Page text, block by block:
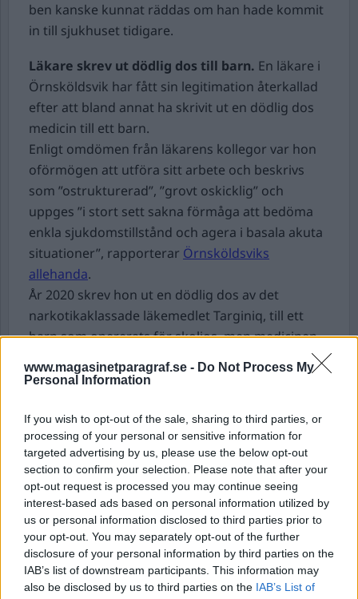
www.magasinetparagraf.se - Do Not Process My
Personal Information
If you wish to opt-out of the sale, sharing to third parties, or
processing of your personal or sensitive information for
targeted advertising by us, please use the below opt-out
section to confirm your selection. Please note that after your
opt-out request is processed you may continue seeing
interest-based ads based on personal information utilized by
us or personal information disclosed to third parties prior to
your opt-out. You may separately opt-out of the further
disclosure of your personal information by third parties on the
IAB’s list of downstream participants. This information may
also be disclosed by us to third parties on the IAB’s List of
ben kanske kunnat räddas om han hade kommit
in till sjukhuset tidigare.
Läkare skrev ut dödlig dos till barn. En läkare i
Örnsköldsvik har fått sin legitimation återkallad
efter att bland annat ha skrivit ut en dödlig dos
medicin till ett barn.
Enligt omdömen från läkarens kollegor var hon
oförmögen att utföra sitt arbete och beskrivs
som ”ostrukturerad”, ”grovt oskicklig” och
uppges ”i stort sett sakna förmåga att bedöma
enkla sjukdomstillstånd och agera i basala akuta
situationer”, rapporterar Örnsköldsviks
allehanda.
År 2020 skrev hon ut en dödlig dos av det
narkotikaklassade läkemedlet Targiniq, till ett
barn som opererats för skolios, men medicinen
hämtades inte ut, vilket troligen räddade barnets
liv.
säkerhetsrisker för de barn hon behandlade,
enligt en utredning av Hälso- och sjukvårdens
ansvarsnämnd som återkallar legitimationen
med omedelbar verkan.
Krigsläge i Ecuador – fångvaktare hålls gisslan.
Soldater patrullerar gatorna i flera städer i
Ecuador på grund av våldsvågen som sveper
över landet.